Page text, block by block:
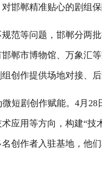
邯郸精准贴心的剧组保
等问题，邯郸分两批
郸市博物馆、万象汇
创作提供场地对接、
剧创作赋能。4月28
应用等方向，构建“技
创作者入驻基地，他